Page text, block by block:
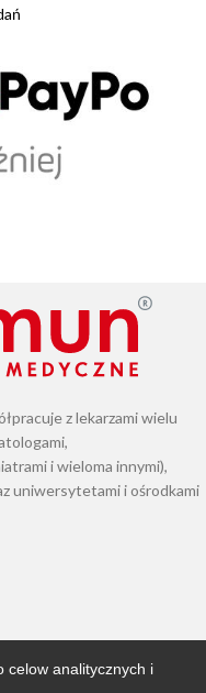
z lekarzami wielu
i wieloma innymi),
uniwersytetami i ośrodkami
celow analitycznych i